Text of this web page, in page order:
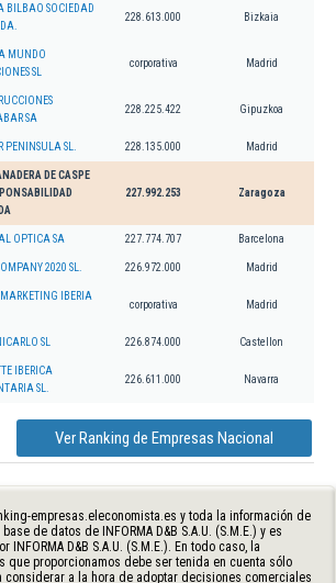
BILBAO SOCIEDAD
228.613.000 Bizkaia
MUNDO
SL
corporativa Madrid
SA
228.225.422 Gipuzkoa
PENINSULA SL. 228.135.000 Madrid
DE CASPE
227.992.253 Zaragoza
OPTICA SA 227.774.707 Barcelona
2020 SL. 226.972.000 Madrid
IBERIA
corporativa Madrid
SL 226.874.000 Castellon
IBERICA
SL.
226.611.000 Navarra
Ver Ranking de Empresas Nacional
empresas.eleconomista.es y toda la información de
de datos de INFORMA D&B S.A.U. (S.M.E.) y es
D&B S.A.U. (S.M.E.). En todo caso, la
que proporcionamos debe ser tenida en cuenta sólo
considerar a la hora de adoptar decisiones comerciales